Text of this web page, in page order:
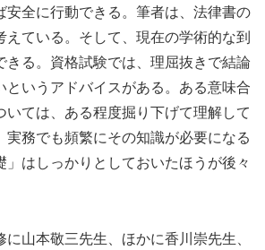
安全に行動できる。筆者は、法律書の
えている。そして、現在の学術的な到
きる。資格試験では、理屈抜きで結論
というアドバイスがある。ある意味合
いては、ある程度掘り下げて理解して
実務でも頻繁にその知識が必要になる
はしっかりとしておいたほうが後々
山本敬三先生、ほかに香川崇先生、